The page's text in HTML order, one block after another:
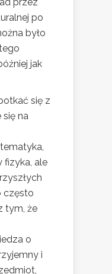
przez
po
było
jak
się z
się na
fizyka, ale
często
tym, że
o
i